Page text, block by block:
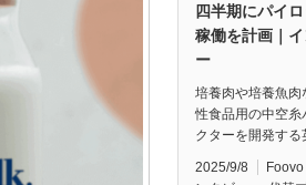
四半期にパイ
稼働を計画｜
ー
培養肉や培養魚肉
性食品用の中空糸
クターを開発する
2025/9/8